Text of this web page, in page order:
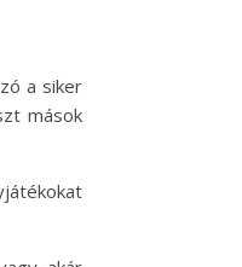
a siker
mások